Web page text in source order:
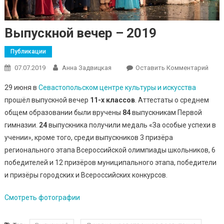
Выпускной вечер – 2019
Публикации
07.07.2019 Анна Задвицкая Оставить Комментарий
2019
29 июня в Севастопольском центре культуры и искусства
прошёл выпускной вечер 11-х классов. Аттестаты о среднем
общем образовании были вручены 84выпускникам Первой
гимназии. 24выпускника получили медаль «За особые успехи в
учении», кроме того, среди выпускников 3 призёра
регионального этапа Всероссийской олимпиады школьников, 6
победителей и 12 призёров муниципального этапа, победители
и призёры городских и Всероссийских конкурсов.
Смотреть фотографии